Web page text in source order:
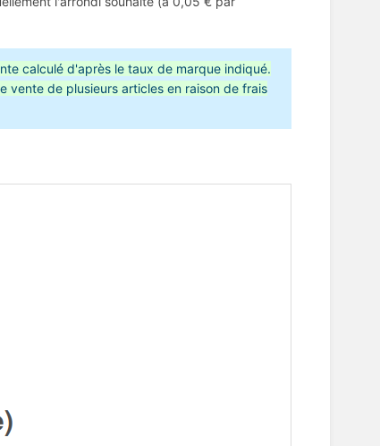
calculé d'après le taux de marque indiqué.
vente de plusieurs articles en raison de frais